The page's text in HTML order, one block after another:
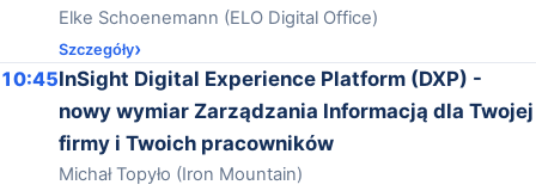
Elke Schoenemann (ELO Digital Office)
Szczegóły
10:45InSight Digital Experience Platform (DXP) -
nowy wymiar Zarządzania Informacją dla Twojej
firmy i Twoich pracowników
Michał Topyło (Iron Mountain)